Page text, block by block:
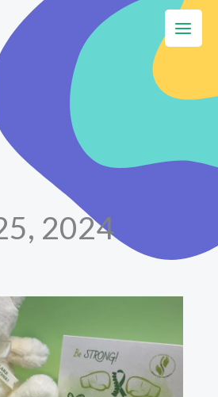
2024